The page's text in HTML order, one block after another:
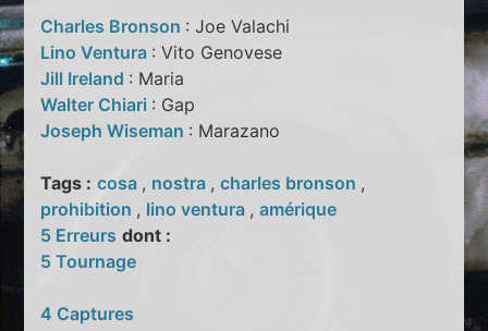
Charles Bronson : Joe Valachi
Lino Ventura : Vito Genovese
Jill Ireland : Maria
Walter Chiari : Gap
Joseph Wiseman : Marazano
Tags : cosa , nostra ,charles bronson ,
prohibition , lino ventura ,amérique
5 Erreurs dont :
5 Tournage
4 Captures